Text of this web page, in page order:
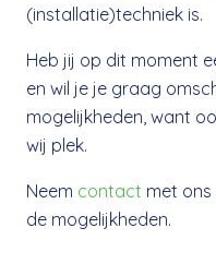
(installatie)techniek is.
Heb jij op dit moment
en wil je je graag
mogelijkheden, want
wij plek.
Neem contact met
de mogelijkheden.